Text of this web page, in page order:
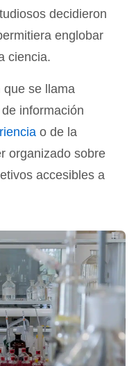
decidieron
englobar
ciencia.
que se llama
información
o de la
organizado sobre
accesibles a